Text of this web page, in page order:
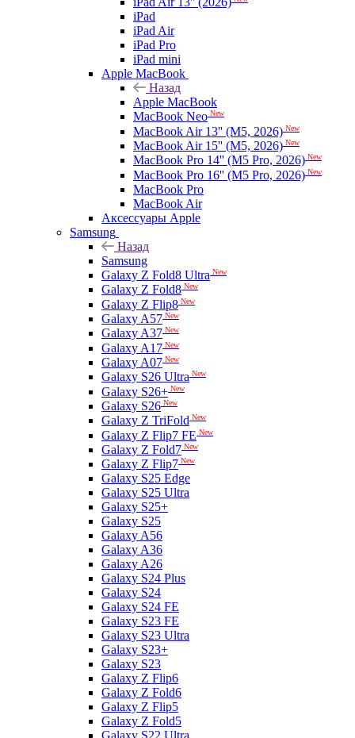
iPad
iPad Air
iPad Pro
iPad mini
Apple MacBook
Назад
Apple MacBook
MacBook Neo New
MacBook Air 13'' (M5, 2026) New
MacBook Air 15'' (M5, 2026) New
MacBook Pro 14'' (M5 Pro, 2026) New
MacBook Pro 16'' (M5 Pro, 2026) New
MacBook Pro
MacBook Air
Аксессуары Apple
Samsung
Назад
Samsung
Galaxy Z Fold8 Ultra New
Galaxy Z Fold8 New
Galaxy Z Flip8 New
Galaxy A57 New
Galaxy A37 New
Galaxy A17 New
Galaxy A07 New
Galaxy S26 Ultra New
Galaxy S26+ New
Galaxy S26 New
Galaxy Z TriFold New
Galaxy Z Flip7 FE New
Galaxy Z Fold7 New
Galaxy Z Flip7 New
Galaxy S25 Edge
Galaxy S25 Ultra
Galaxy S25+
Galaxy S25
Galaxy A56
Galaxy A36
Galaxy A26
Galaxy S24 Plus
Galaxy S24
Galaxy S24 FE
Galaxy S23 FE
Galaxy S23 Ultra
Galaxy S23+
Galaxy S23
Galaxy Z Flip6
Galaxy Z Fold6
Galaxy Z Flip5
Galaxy Z Fold5